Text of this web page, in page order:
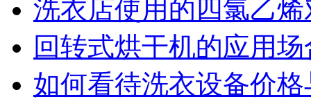
洗衣店使用的四氯乙烯
回转式烘干机的应用场
如何看待洗衣设备价格